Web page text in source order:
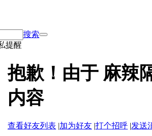
搜索
提醒
抱歉！由于 麻辣
内容
查看好友列表 |加为好友 |打个招呼 |发送